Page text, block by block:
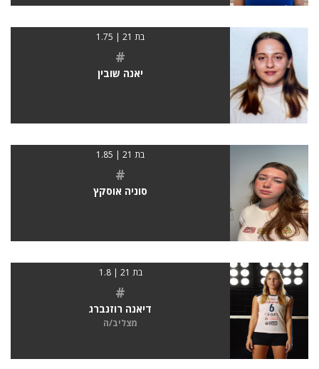
בת 21 | 1.75
#
יאנה שובין
בת 21 | 1.85
#
סוניה אוסקץ
בת 21 | 1.8
#
דיאנה רוזנברג
מצליב/ה